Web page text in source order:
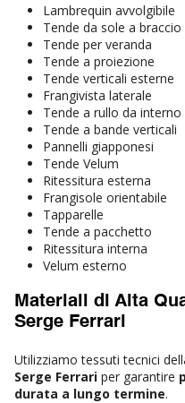
Lambrequin avvolgibile
Tende da sole a braccio
Tende per veranda
Tende a proiezione
Tende verticali esterne
Frangivista laterale
Tende a rullo da interno
Tende a bande verticali
Pannelli giapponesi
Tende Velum
Ritessitura esterna
Frangisole orientabile
Tapparelle
Tende a pacchetto
Ritessitura interna
Velum esterno
Materiali di Alta
Serge Ferrari
Utilizziamo tessuti tecnici
Serge Ferrari per garantire
durata a lungo termine.